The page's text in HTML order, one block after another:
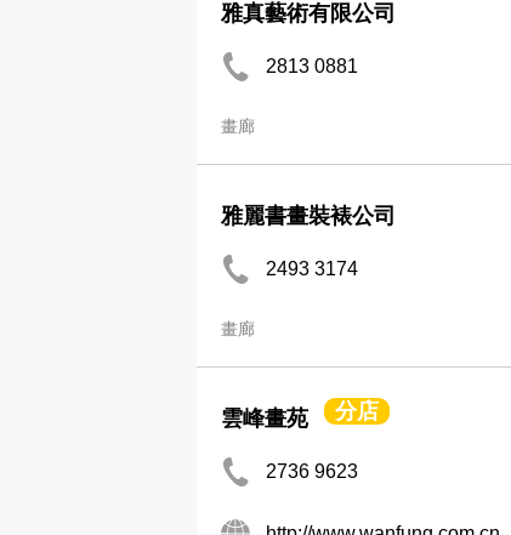
雅真藝術有限公司
2813 0881
畫廊
雅麗書畫裝裱公司
2493 3174
畫廊
雲峰畫苑 分店
2736 9623